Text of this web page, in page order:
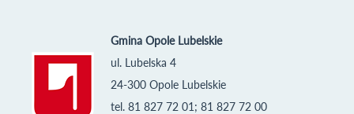
Gmina Opole Lubelskie
ul. Lubelska 4
24-300 Opole Lubelskie
tel. 81 827 72 01; 81 827 72 00